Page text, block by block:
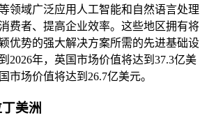
领域广泛应用人工智能和自然语言处理
费者、提高企业效率。这些地区拥有将
优势的强大解决方案所需的先进基础设
2026年，英国市场价值将达到37.3亿美
市场价值将达到26.7亿美元。
美洲